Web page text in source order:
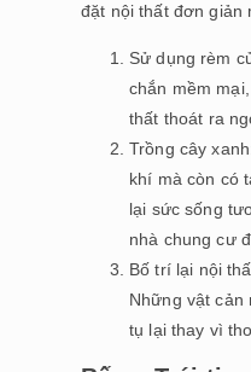
đặt nội thất đơn giản
Sử dụng rèm
chắn mềm
thất thoát ra
Trồng cây
khí mà còn có
lại sức sống
nhà chung cư
Bố trí lại nội
Những vật cản
tụ lại thay vì